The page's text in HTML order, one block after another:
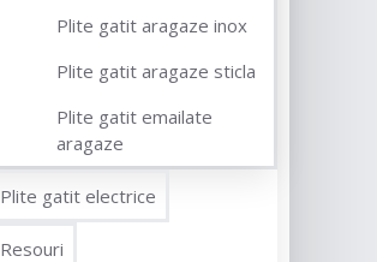
Plite gatit aragaze inox
Plite gatit aragaze sticla
Plite gatit emailate
aragaze
Plite gatit electrice
Resouri